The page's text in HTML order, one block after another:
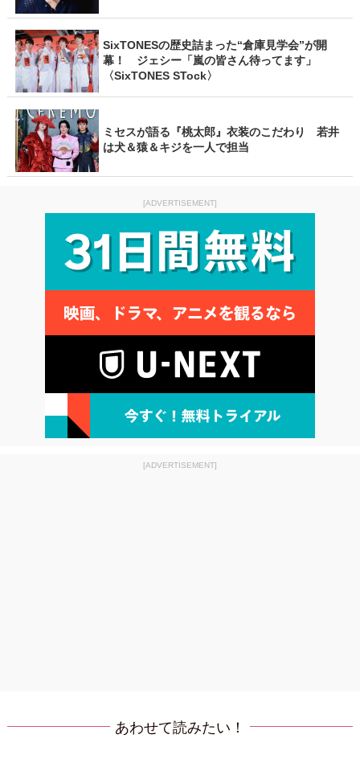
SixTONESの歴史詰まった“倉庫見学会”が開
幕！ ジェシー「嵐の皆さん待ってます」
〈SixTONES STock〉
ミセスが語る『桃太郎』衣装のこだわり 若井
は犬＆猿＆キジを一人で担当
[ADVERTISEMENT]
[ADVERTISEMENT]
あわせて読みたい！